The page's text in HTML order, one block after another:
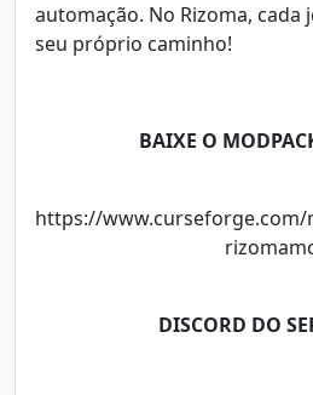
automação. No Rizoma, cada
seu próprio caminho!
BAIXE O
https://
DISCORD DO